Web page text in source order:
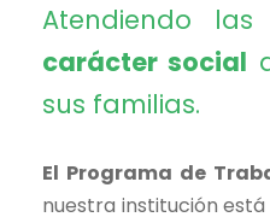
Atendiendo las
carácter social
sus familias.
El Programa de
nuestra institución